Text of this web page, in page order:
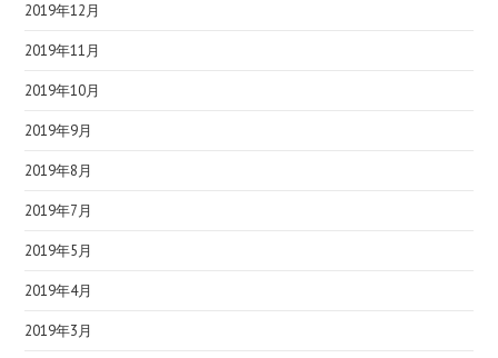
2019年12月
2019年11月
2019年10月
2019年9月
2019年8月
2019年7月
2019年5月
2019年4月
2019年3月